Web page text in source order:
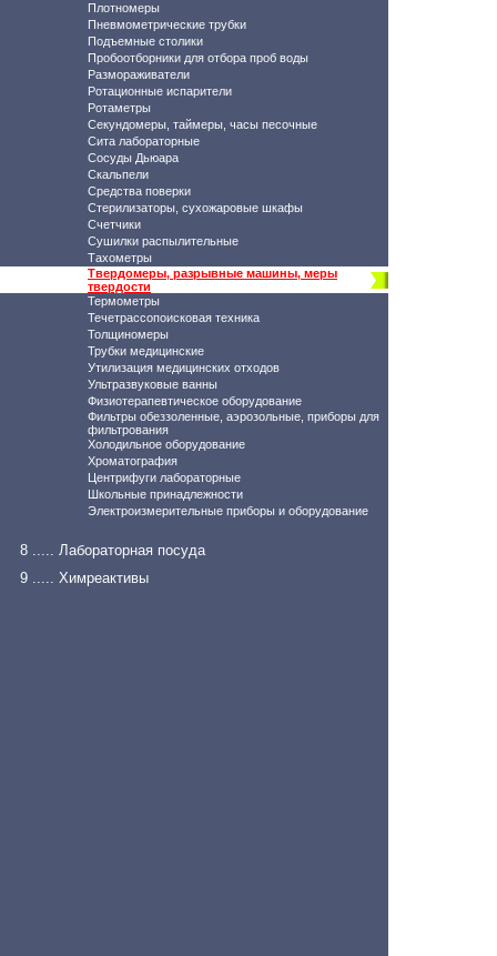
Плотномеры
Пневмометрические трубки
Подъемные столики
Пробоотборники для отбора проб воды
Размораживатели
Ротационные испарители
Ротаметры
Секундомеры, таймеры, часы песочные
Сита лабораторные
Сосуды Дьюара
Скальпели
Средства поверки
Стерилизаторы, сухожаровые шкафы
Счетчики
Сушилки распылительные
Тахометры
Твердомеры, разрывные машины, меры
твердости
Термометры
Течетрассопоисковая техника
Толщиномеры
Трубки медицинские
Утилизация медицинских отходов
Ультразвуковые ванны
Физиотерапевтическое оборудование
Фильтры обеззоленные, аэрозольные, приборы для
фильтрования
Холодильное оборудование
Хроматография
Центрифуги лабораторные
Школьные принадлежности
Электроизмерительные приборы и оборудование
8 ..... Лабораторная посуда
9 ..... Химреактивы